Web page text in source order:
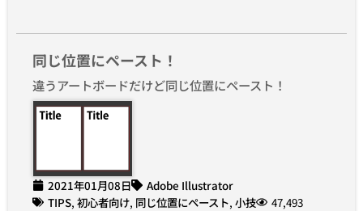
同じ位置にペースト！
違うアートボードだけど同じ位置にペースト！
2021年01月08日
Adobe Illustrator
TIPS, 初心者向け, 同じ位置にペースト, 小技 47,493